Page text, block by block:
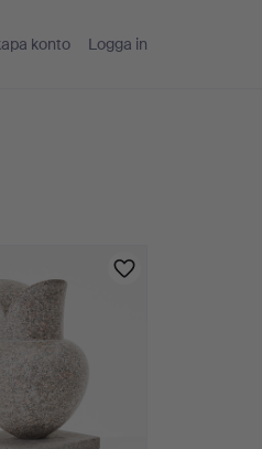
konto Logga in